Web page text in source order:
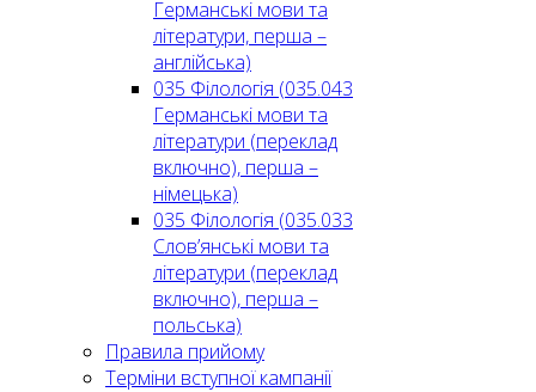
Германські мови та
літератури, перша –
англійська)
035 Філологія (035.043
Германські мови та
літератури (переклад
включно), перша –
німецька)
035 Філологія (035.033
Слов’янські мови та
літератури (переклад
включно), перша –
польська)
Правила прийому
Терміни вступної кампанії